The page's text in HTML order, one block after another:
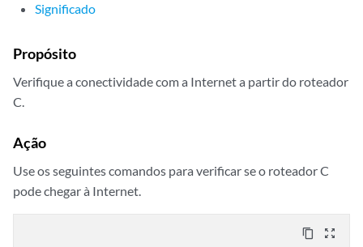
Significado
Propósito
Verifique a conectividade com a Internet a partir do roteador
C.
Ação
Use os seguintes comandos para verificar se o roteador C
pode chegar à Internet.
content_copy zoom_out_map